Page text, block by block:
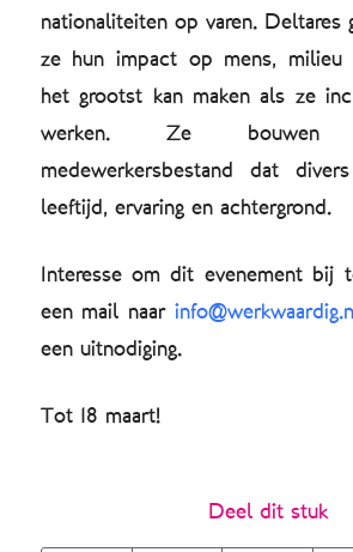
nationaliteiten op varen.
ze hun impact op mens, milieu
het grootst kan maken als ze
werken. Ze
medewerkersbestand dat
leeftijd, ervaring en achtergrond.
Interesse om dit evenement bij
een mail naar
een uitnodiging.
Tot 18 maart!
Deel dit stuk